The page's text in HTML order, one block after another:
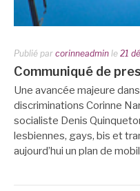
Publié par corinneadmin le 21
Communiqué de
Une avancée majeure
discriminations Corinne
socialiste Denis
lesbiennes, gays, bis et
aujourd’hui un plan de